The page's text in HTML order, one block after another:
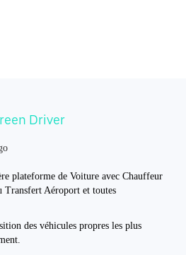
Driver
plateforme de Voiture avec Chauffeur
Transfert Aéroport et toutes
des véhicules propres les plus